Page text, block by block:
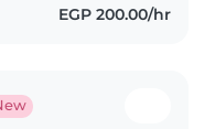
EGP 200.00/hr